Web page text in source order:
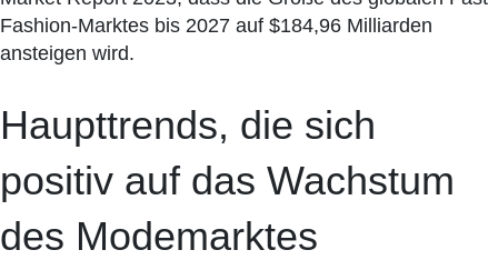
Fashion-Marktes bis 2027 auf $184,96 Milliarden
ansteigen wird.
Haupttrends, die sich
positiv auf das Wachstum
des Modemarktes